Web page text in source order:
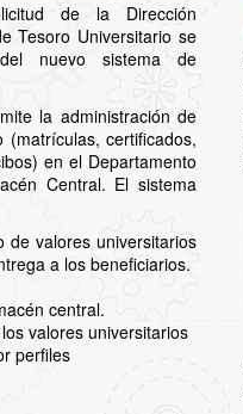
de la Dirección
Tesoro Universitario se
nuevo sistema de
la administración de
certificados,
en el Departamento
Central. El sistema
valores universitarios
a los beneficiarios.
central.
valores universitarios
perfiles